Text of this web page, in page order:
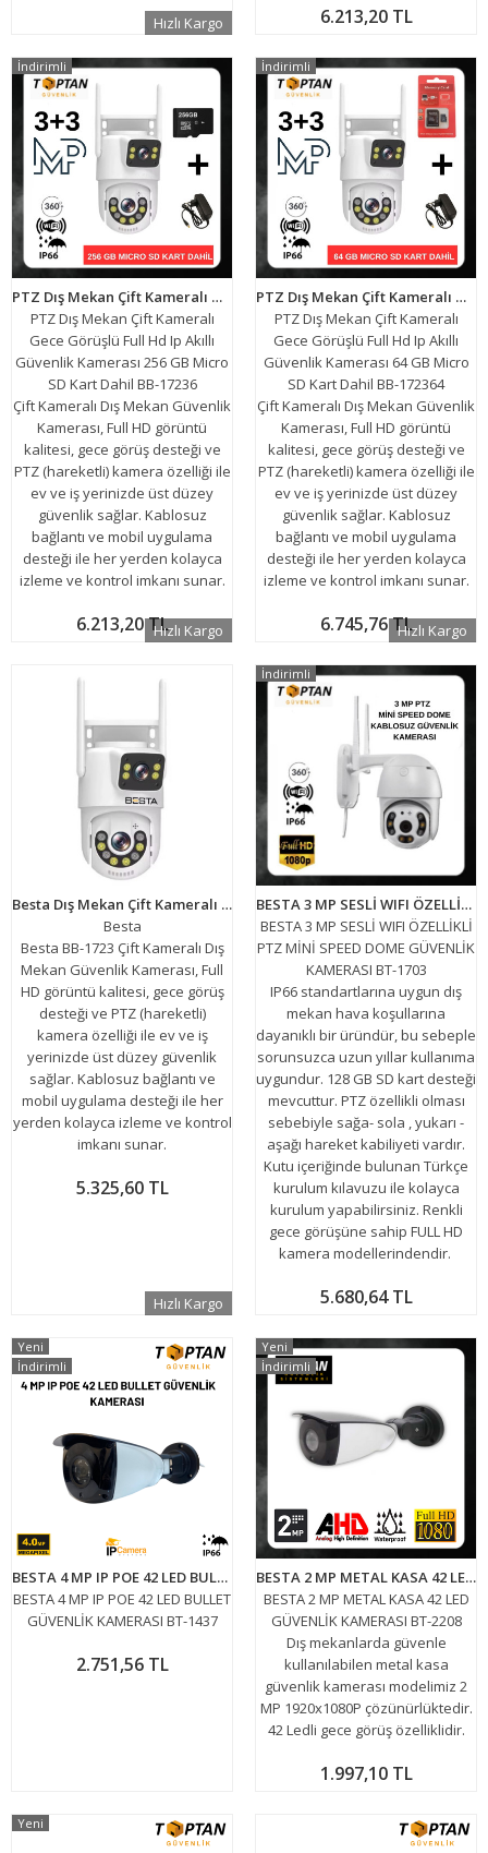
Hızlı Kargo 6.213,20 TL
PTZ Dış Mekan Çift Kameralı Gece Görüşlü Full Hd Ip Akıllı Güvenlik Kamerası 256 GB Micro SD Kart Dahil BB-17236
PTZ Dış Mekan Çift Kameralı
Gece Görüşlü Full Hd Ip Akıllı
Güvenlik Kamerası 256 GB Micro
SD Kart Dahil BB-17236
Çift Kameralı Dış Mekan Güvenlik
Kamerası, Full HD görüntü
kalitesi, gece görüş desteği ve
PTZ (hareketli) kamera özelliği ile
ev ve iş yerinizde üst düzey
güvenlik sağlar. Kablosuz
bağlantı ve mobil uygulama
desteği ile her yerden kolayca
izleme ve kontrol imkanı sunar.
6.213,20 TL
İndirimli
Hızlı Kargo
PTZ Dış Mekan Çift Kameralı Gece Görüşlü Full Hd Ip Akıllı Güvenlik Kamerası 64 GB Micro SD Kart Dahil BB-172364
PTZ Dış Mekan Çift Kameralı
Gece Görüşlü Full Hd Ip Akıllı
Güvenlik Kamerası 64 GB Micro
SD Kart Dahil BB-172364
Çift Kameralı Dış Mekan Güvenlik
Kamerası, Full HD görüntü
kalitesi, gece görüş desteği ve
PTZ (hareketli) kamera özelliği ile
ev ve iş yerinizde üst düzey
güvenlik sağlar. Kablosuz
bağlantı ve mobil uygulama
desteği ile her yerden kolayca
izleme ve kontrol imkanı sunar.
6.745,76 TL
İndirimli
Hızlı Kargo
Besta Dış Mekan Çift Kameralı Gece Görüşlü Full Hd Ip Akıllı Güvenlik Kamerası PTZ GÜVENLİK KAMERASI BB-1723
Besta
Besta BB-1723 Çift Kameralı Dış
Mekan Güvenlik Kamerası, Full
HD görüntü kalitesi, gece görüş
desteği ve PTZ (hareketli)
kamera özelliği ile ev ve iş
yerinizde üst düzey güvenlik
sağlar. Kablosuz bağlantı ve
mobil uygulama desteği ile her
yerden kolayca izleme ve kontrol
imkanı sunar.
5.325,60 TL
Hızlı Kargo
BESTA 3 MP SESLİ WIFI ÖZELLİKLİ PTZ MİNİ SPEED DOME GÜVENLİK KAMERASI BT-1703
BESTA 3 MP SESLİ WIFI ÖZELLİKLİ
PTZ MİNİ SPEED DOME GÜVENLİK
KAMERASI BT-1703
IP66 standartlarına uygun dış
mekan hava koşullarına
dayanıklı bir üründür, bu sebeple
sorunsuzca uzun yıllar kullanıma
uygundur. 128 GB SD kart desteği
mevcuttur. PTZ özellikli olması
sebebiyle sağa- sola , yukarı -
aşağı hareket kabiliyeti vardır.
Kutu içeriğinde bulunan Türkçe
kurulum kılavuzu ile kolayca
kurulum yapabilirsiniz. Renkli
gece görüşüne sahip FULL HD
kamera modellerindendir.
5.680,64 TL
İndirimli
BESTA 4 MP IP POE 42 LED BULLET GÜVENLİK KAMERASI BT-1437
BESTA 4 MP IP POE 42 LED BULLET
GÜVENLİK KAMERASI BT-1437
2.751,56 TL
Yeni
İndirimli
BESTA 2 MP METAL KASA 42 LED GÜVENLİK KAMERASI BT-2208
BESTA 2 MP METAL KASA 42 LED
GÜVENLİK KAMERASI BT-2208
Dış mekanlarda güvenle
kullanılabilen metal kasa
güvenlik kamerası modelimiz 2
MP 1920x1080P çözünürlüktedir.
42 Ledli gece görüş özelliklidir.
1.997,10 TL
Yeni
İndirimli
Yeni